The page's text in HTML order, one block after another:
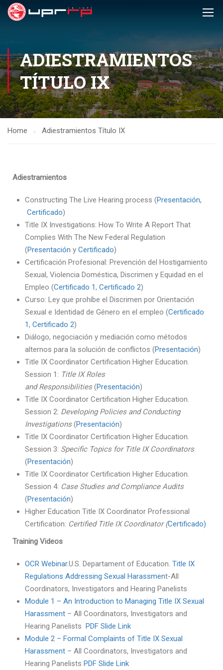
ADIESTRAMIENTOS
TÍTULO IX
Home Adiestramientos Título IX
Adiestramientos
Constructing The Live Hearing process (Presentación,
Certificado)
Title IX Investigations: How To Write A Report That
Complies With The New Federal Regulation
(Presentación y Certificado)
Certificación Profesional: Prevención del Hostigamiento
Sexual, Violencia Doméstica, Discrimen y Equidad en el
Empleo (Certificado 1, Certificado 2)
Curso: Ley que prohíbe el Discrimen por Orientación
Sexual e Identidad de Género en el empleo (Certificado
1, Certificado 2)
Diálogo, negociación y mediación como métodos
alternos para la solución de conflictos (Presentación)
Title IX Coordinator Certification Higher Education.
Session 1: Title IX Roles
andResponsibilities(Presentación)
Title IX Coordinator Certification Higher Education.
Session 2: Developing Policies and Conducting
Investigations(Presentación)
Title IX Coordinator Certification Higher Education.
Session 3: Specific Topics for Title IX Coordinators
(Presentación)
Title IX Coordinator Certification Higher Education.
Session 4: Case Studies and Compliance Audits
(Presentación)
Higher Education Title IX Coordinator Professional
Certification: Certified Title IX Coordinator (Certificado)
Training Videos
OCR Webinar.U.S. Departament of Education. Title IX
Regulations Addressing Sexual Harassment-All
Coordinators, Investigators and Hearing Panelists
Module 1 – An Introduction to Managing Title IX Sexual
Harassment – All Coordinators, Investigators and
Hearing Panelists PDF Slide Link
Module 2 – Formal Complaints of Title IX Sexual
Harassment – All Coordinators, Investigators and
Hearing Panelists PDF Slide Link